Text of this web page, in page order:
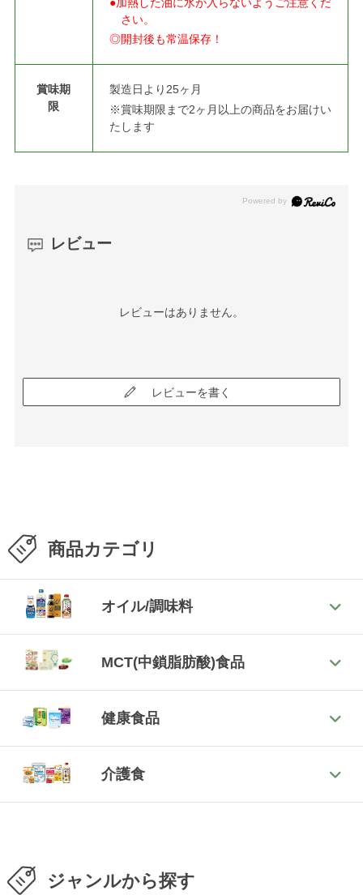
●加熱した油に水が入らないようご注意くだ
さい。
◎開封後も常温保存！
賞味期
限
製造日より25ヶ月
※賞味期限まで2ヶ月以上の商品をお届けい
たします
レビュー
レビューはありません。
レビューを書く
商品カテゴリ
オイル/調味料
MCT(中鎖脂肪酸)食品
健康食品
介護食
ジャンルから探す